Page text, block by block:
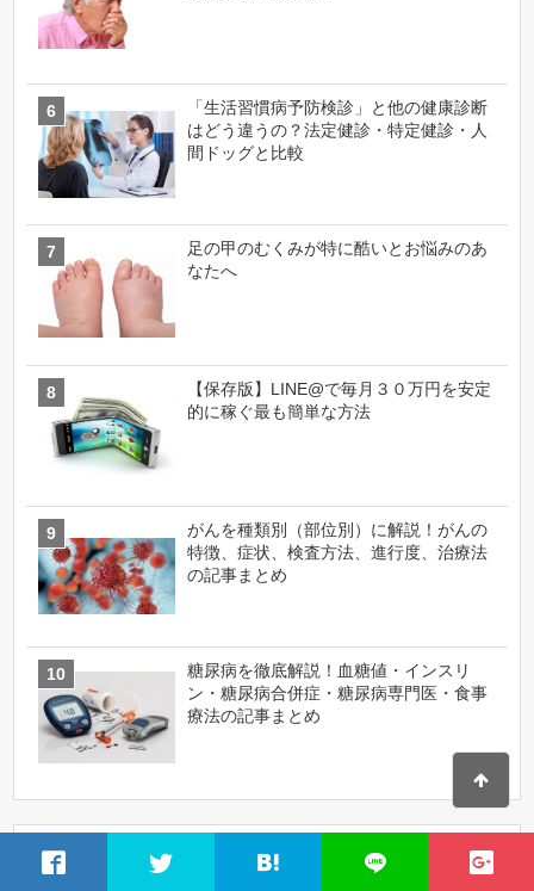
「生活習慣病予防検診」と他の健康診断
はどう違うの？法定健診・特定健診・人
間ドッグと比較
足の甲のむくみが特に酷いとお悩みのあ
なたへ
【保存版】LINE@で毎月３０万円を安定
的に稼ぐ最も簡単な方法
がんを種類別（部位別）に解説！がんの
特徴、症状、検査方法、進行度、治療法
の記事まとめ
糖尿病を徹底解説！血糖値・インスリ
ン・糖尿病合併症・糖尿病専門医・食事
療法の記事まとめ
カテゴリー